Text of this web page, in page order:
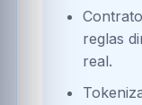
reglas
real.